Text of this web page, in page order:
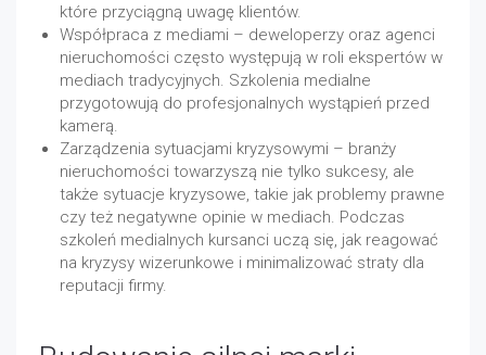
które przyciągną uwagę klientów.
Współpraca z mediami – deweloperzy oraz agenci
nieruchomości często występują w roli ekspertów w
mediach tradycyjnych. Szkolenia medialne
przygotowują do profesjonalnych wystąpień przed
kamerą.
Zarządzenia sytuacjami kryzysowymi – branży
nieruchomości towarzyszą nie tylko sukcesy, ale
także sytuacje kryzysowe, takie jak problemy prawne
czy też negatywne opinie w mediach. Podczas
szkoleń medialnych kursanci uczą się, jak reagować
na kryzysy wizerunkowe i minimalizować straty dla
reputacji firmy.